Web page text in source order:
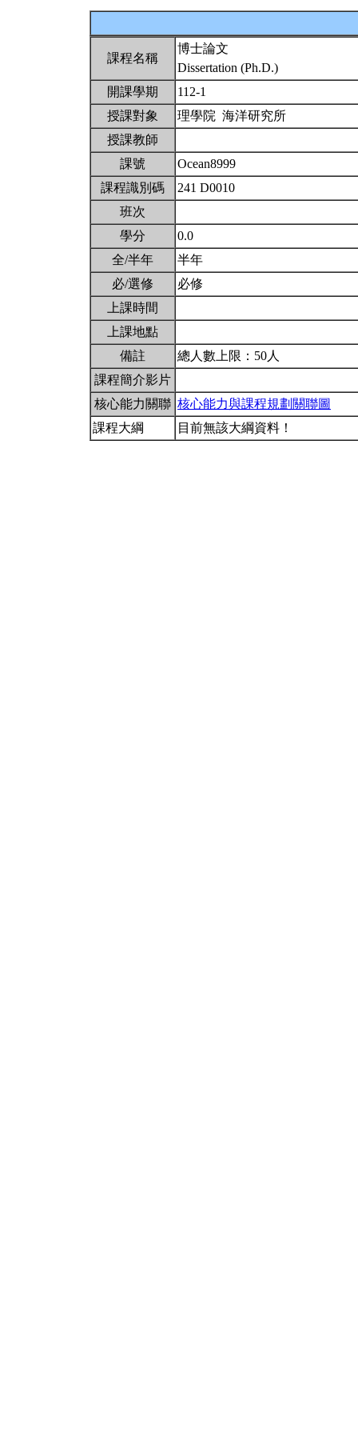
課程名稱
博士論文
Dissertation (Ph.D.)
開課學期
112-1
授課對象
理學院 海洋研究所
授課教師
課號
Ocean8999
課程識別碼
241 D0010
班次
學分
0.0
全/半年
半年
必/選修
必修
上課時間
上課地點
備註
總人數上限：50人
課程簡介影片
核心能力關聯 核心能力與課程規劃關聯圖
課程大綱
目前無該大綱資料！